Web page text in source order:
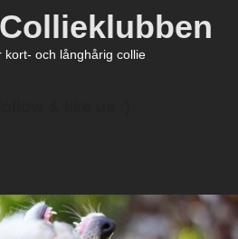
kort- och långhårig collie